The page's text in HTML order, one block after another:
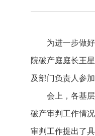
为进一步做
院破产庭庭长王
及部门负责人参加
会上，各基
破产审判工作情
审判工作提出了具